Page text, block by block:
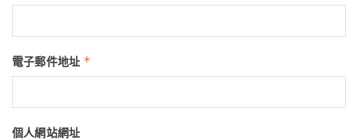
電子郵件地址 *
個人網站網址